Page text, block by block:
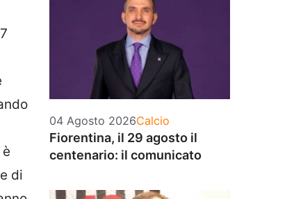
di
04 Agosto 2026Categorie
Calcio
Fiorentina, il 29 agosto il
centenario: il comunicato